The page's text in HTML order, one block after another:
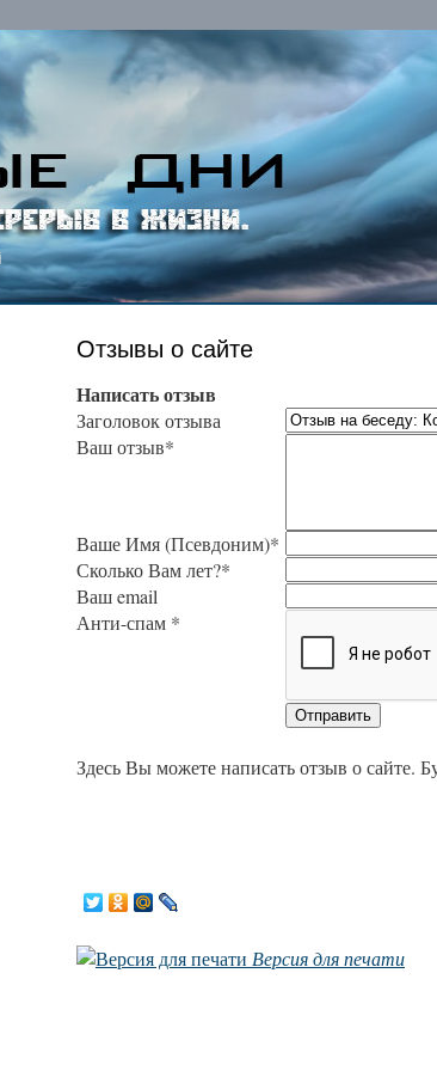
Отзывы о сайте
Написать отзыв
Заголовок отзыва
Ваш отзыв*
Ваше Имя (Псевдоним)*
Сколько Вам лет?*
Ваш email
Анти-спам *
Здесь Вы можете написать отзыв о сайте.
Версия для печати